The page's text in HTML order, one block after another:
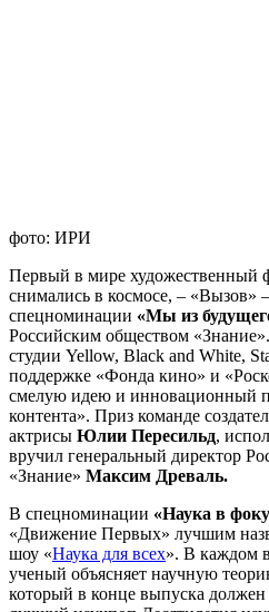
фото: ИРИ
Первый в мире художественный
снимались в космосе, – «Вызов»
спецноминации «Мы из
Российским обществом «Знание».
студии Yellow, Black and White,
поддержке «Фонда кино» и
смелую идею и инновационный
контента». Приз команде
актрисы Юлии Пересильд,
вручил генеральный директор
«Знание» Максим Древаль.
В спецноминации «Наука в
«Движение Первых» лучшим
шоу «Наука для всех». В каждом
ученый объясняет научную
который в конце выпуска должен